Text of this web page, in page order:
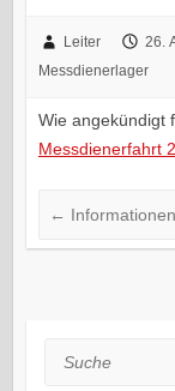
Leiter 26.
Messdienerlager
Wie angekündigt
Messdienerfahrt
←
Suche